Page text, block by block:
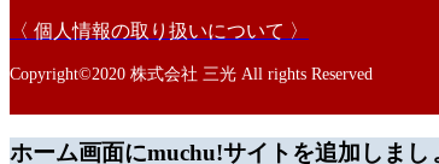
〈 個人情報の取り扱いについて 〉
Copyright©2020 株式会社 三光 All rights Reserved
ホーム画面にmuchu!サイトを追加しまし